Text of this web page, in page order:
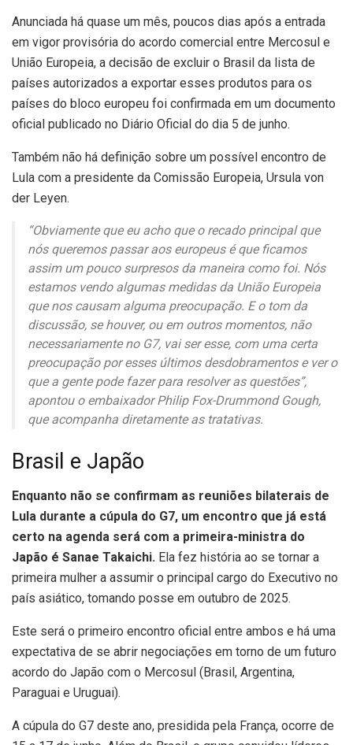
Anunciada há quase um mês, poucos dias após a entrada
em vigor provisória do acordo comercial entre Mercosul e
União Europeia, a decisão de excluir o Brasil da lista de
países autorizados a exportar esses produtos para os
países do bloco europeu foi confirmada em um documento
oficial publicado no Diário Oficial do dia 5 de junho.
Também não há definição sobre um possível encontro de
Lula com a presidente da Comissão Europeia, Ursula von
der Leyen.
“Obviamente que eu acho que o recado principal que
nós queremos passar aos europeus é que ficamos
assim um pouco surpresos da maneira como foi. Nós
estamos vendo algumas medidas da União Europeia
que nos causam alguma preocupação. E o tom da
discussão, se houver, ou em outros momentos, não
necessariamente no G7, vai ser esse, com uma certa
preocupação por esses últimos desdobramentos e ver o
que a gente pode fazer para resolver as questões”,
apontou o embaixador Philip Fox-Drummond Gough,
que acompanha diretamente as tratativas.
Brasil e Japão
Enquanto não se confirmam as reuniões bilaterais de
Lula durante a cúpula do G7, um encontro que já está
certo na agenda será com a primeira-ministra do
Japão é Sanae Takaichi. Ela fez história ao se tornar a
primeira mulher a assumir o principal cargo do Executivo no
país asiático, tomando posse em outubro de 2025.
Este será o primeiro encontro oficial entre ambos e há uma
expectativa de se abrir negociações em torno de um futuro
acordo do Japão com o Mercosul (Brasil, Argentina,
Paraguai e Uruguai).
A cúpula do G7 deste ano, presidida pela França, ocorre de